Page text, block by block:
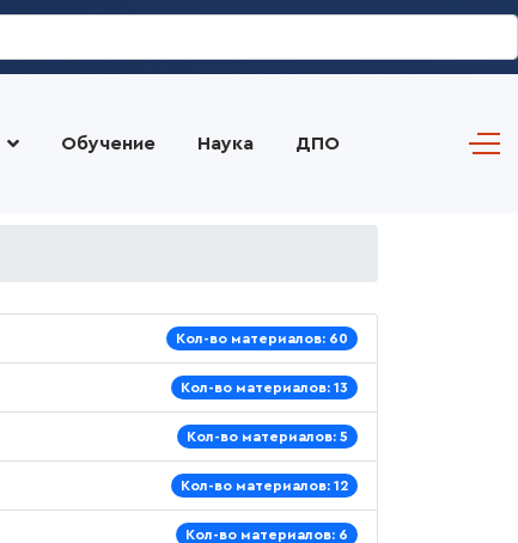
Обучение Наука ДПО
Кол-во материалов: 60
Кол-во материалов: 13
Кол-во материалов: 5
Кол-во материалов: 12
Кол-во материалов: 6